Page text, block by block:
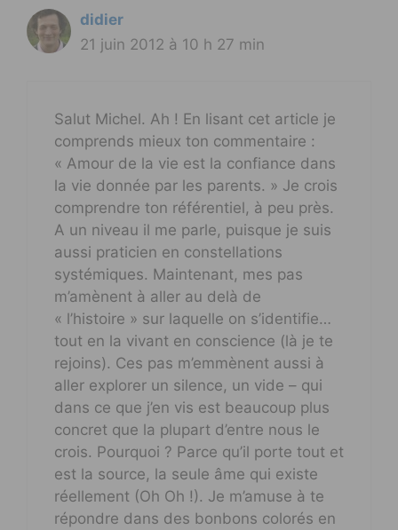
didier
21 juin 2012 à 10 h 27 min
Salut Michel. Ah ! En lisant cet article je
comprends mieux ton commentaire :
« Amour de la vie est la confiance dans
la vie donnée par les parents. » Je crois
comprendre ton référentiel, à peu près.
A un niveau il me parle, puisque je suis
aussi praticien en constellations
systémiques. Maintenant, mes pas
m’amènent à aller au delà de
« l’histoire » sur laquelle on s’identifie…
tout en la vivant en conscience (là je te
rejoins). Ces pas m’emmènent aussi à
aller explorer un silence, un vide – qui
dans ce que j’en vis est beaucoup plus
concret que la plupart d’entre nous le
crois. Pourquoi ? Parce qu’il porte tout et
est la source, la seule âme qui existe
réellement (Oh Oh !). Je m’amuse à te
répondre dans des bonbons colorés en